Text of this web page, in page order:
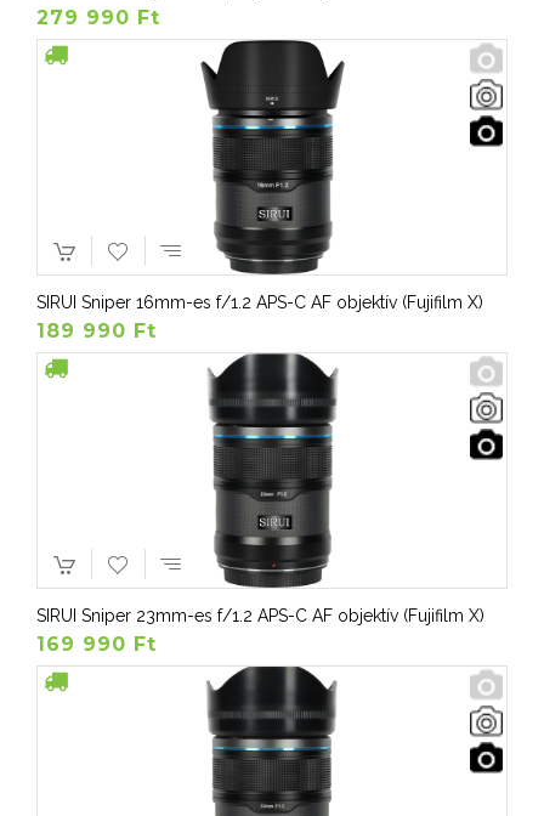
279 990 Ft
SIRUI Sniper 16mm-es f/1.2 APS-C AF objektív (Fujifilm X)
189 990 Ft
SIRUI Sniper 23mm-es f/1.2 APS-C AF objektív (Fujifilm X)
169 990 Ft